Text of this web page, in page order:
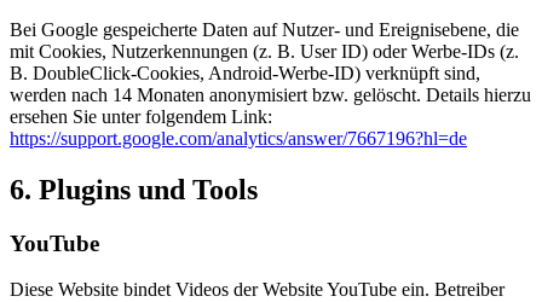
Bei Google gespeicherte Daten auf Nutzer- und Ereignisebene, die
mit Cookies, Nutzerkennungen (z. B. User ID) oder Werbe-IDs (z.
B. DoubleClick-Cookies, Android-Werbe-ID) verknüpft sind,
werden nach 14 Monaten anonymisiert bzw. gelöscht. Details hierzu
ersehen Sie unter folgendem Link:
https://support.google.com/analytics/answer/7667196?hl=de
6. Plugins und Tools
YouTube
Diese Website bindet Videos der Website YouTube ein. Betreiber